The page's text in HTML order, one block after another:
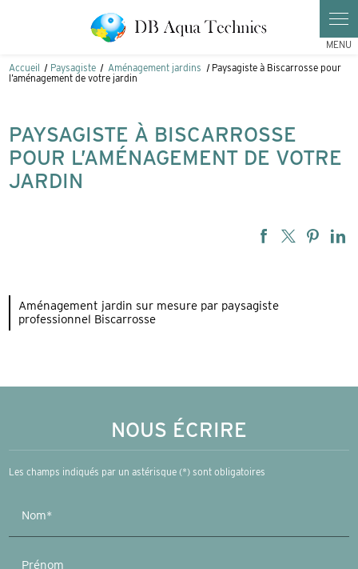
Accueil Paysagiste Aménagement jardins
Paysagiste à Biscarrosse pour
l’aménagement de votre jardin
PAYSAGISTE À BISCARROSSE
POUR L’AMÉNAGEMENT DE VOTRE
JARDIN
Aménagement jardin sur mesure par paysagiste
professionnel Biscarrosse
NOUS ÉCRIRE
Les champs indiqués par un astérisque (*) sont obligatoires
Nom*
Prénom